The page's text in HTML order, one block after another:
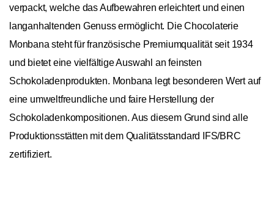
verpackt, welche das Aufbewahren erleichtert und einen
langanhaltenden Genuss ermöglicht. Die Chocolaterie
Monbana steht für französische Premiumqualität seit 1934
und bietet eine vielfältige Auswahl an feinsten
Schokoladenprodukten. Monbana legt besonderen Wert auf
eine umweltfreundliche und faire Herstellung der
Schokoladenkompositionen. Aus diesem Grund sind alle
Produktionsstätten mit dem Qualitätsstandard IFS/BRC
zertifiziert.